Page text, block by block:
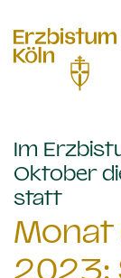
Im
Oktober
statt:
Monat
2023: